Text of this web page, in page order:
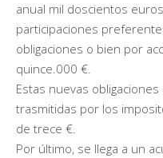
anual mil doscientos
participaciones
obligaciones o bien por
quince.000 €.
Estas nuevas
trasmitidas por los
de trece €.
Por último, se llega a un